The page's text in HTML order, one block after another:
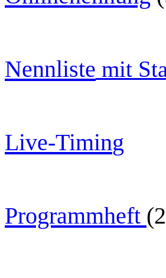
Nennliste mit
Live-Timing
Programmheft